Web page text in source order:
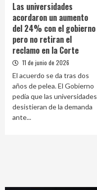
Las universidades
acordaron un aumento
del 24% con el gobierno
pero no retiran el
reclamo en la Corte
11 de junio de 2026
El acuerdo se da tras dos
años de pelea. El Gobierno
pedía que las universidades
desistieran de la demanda
ante...